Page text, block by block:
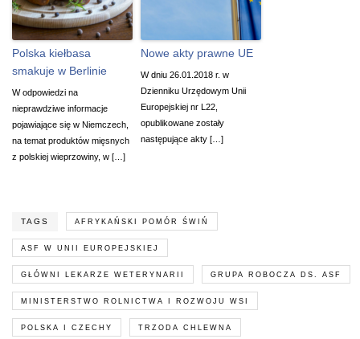
Polska kiełbasa
smakuje w Berlinie
W odpowiedzi na
nieprawdziwe informacje
pojawiające się w Niemczech,
na temat produktów mięsnych
z polskiej wieprzowiny, w […]
Nowe akty prawne UE
W dniu 26.01.2018 r. w
Dzienniku Urzędowym Unii
Europejskiej nr L22,
opublikowane zostały
następujące akty […]
TAGS AFRYKAŃSKI POMÓR ŚWIŃ
ASF W UNII EUROPEJSKIEJ
GŁÓWNI LEKARZE WETERYNARII GRUPA ROBOCZA DS. ASF
MINISTERSTWO ROLNICTWA I ROZWOJU WSI
POLSKA I CZECHY TRZODA CHLEWNA